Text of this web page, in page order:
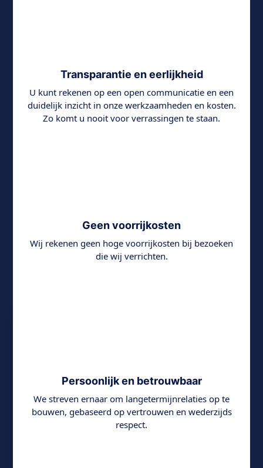
Transparantie en eerlijkheid
U kunt rekenen op een open communicatie en een
duidelijk inzicht in onze werkzaamheden en kosten.
Zo komt u nooit voor verrassingen te staan.
Geen voorrijkosten
Wij rekenen geen hoge voorrijkosten bij bezoeken
die wij verrichten.
Persoonlijk en betrouwbaar
We streven ernaar om langetermijnrelaties op te
bouwen, gebaseerd op vertrouwen en wederzijds
respect.